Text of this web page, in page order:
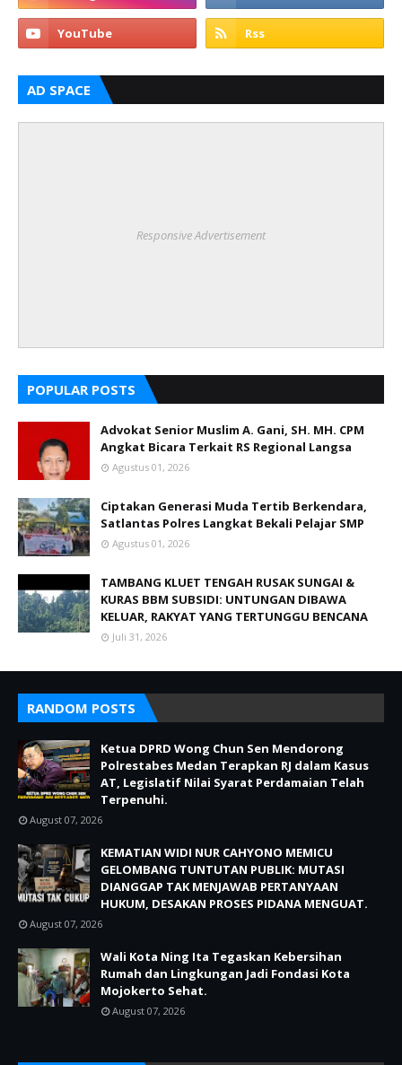
AD SPACE
Responsive Advertisement
POPULAR POSTS
Advokat Senior Muslim A. Gani, SH. MH. CPM
Angkat Bicara Terkait RS Regional Langsa
Agustus 01, 2026
Ciptakan Generasi Muda Tertib Berkendara,
Satlantas Polres Langkat Bekali Pelajar SMP
Agustus 01, 2026
TAMBANG KLUET TENGAH RUSAK SUNGAI &
KURAS BBM SUBSIDI: UNTUNGAN DIBAWA
KELUAR, RAKYAT YANG TERTUNGGU BENCANA
Juli 31, 2026
RANDOM POSTS
Ketua DPRD Wong Chun Sen Mendorong
Polrestabes Medan Terapkan RJ dalam Kasus
AT, Legislatif Nilai Syarat Perdamaian Telah
Terpenuhi.
August 07, 2026
KEMATIAN WIDI NUR CAHYONO MEMICU
GELOMBANG TUNTUTAN PUBLIK: MUTASI
DIANGGAP TAK MENJAWAB PERTANYAAN
HUKUM, DESAKAN PROSES PIDANA MENGUAT.
August 07, 2026
Wali Kota Ning Ita Tegaskan Kebersihan
Rumah dan Lingkungan Jadi Fondasi Kota
Mojokerto Sehat.
August 07, 2026